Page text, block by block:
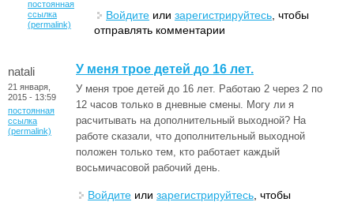
постоянная
ссылка
(permalink)
Войдите или зарегистрируйтесь , чтобы
отправлять комментарии
natali
21 января,
2015 - 13:59
постоянная
ссылка
(permalink)
У меня трое детей до 16 лет.
У меня трое детей до 16 лет. Работаю 2 через 2 по
12 часов только в дневные смены. Могу ли я
расчитывать на дополнительный выходной? На
работе сказали, что дополнительный выходной
положен только тем, кто работает каждый
восьмичасовой рабочий день.
Войдите или зарегистрируйтесь , чтобы